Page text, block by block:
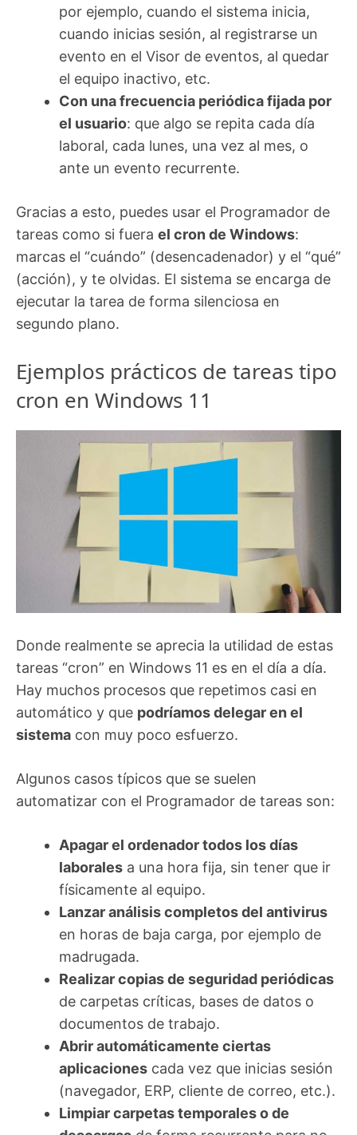
por ejemplo, cuando el sistema inicia,
cuando inicias sesión, al registrarse un
evento en el Visor de eventos, al quedar
el equipo inactivo, etc.
Con una frecuencia periódica fijada por
el usuario: que algo se repita cada día
laboral, cada lunes, una vez al mes, o
ante un evento recurrente.
Gracias a esto, puedes usar el Programador de
tareas como si fuera el cron de Windows:
marcas el “cuándo” (desencadenador) y el “qué”
(acción), y te olvidas. El sistema se encarga de
ejecutar la tarea de forma silenciosa en
segundo plano.
Ejemplos prácticos de tareas tipo
cron en Windows 11
Donde realmente se aprecia la utilidad de estas
tareas “cron” en Windows 11 es en el día a día.
Hay muchos procesos que repetimos casi en
automático y que podríamos delegar en el
sistema con muy poco esfuerzo.
Algunos casos típicos que se suelen
automatizar con el Programador de tareas son:
Apagar el ordenador todos los días
laborales a una hora fija, sin tener que ir
físicamente al equipo.
Lanzar análisis completos del antivirus
en horas de baja carga, por ejemplo de
madrugada.
Realizar copias de seguridad periódicas
de carpetas críticas, bases de datos o
documentos de trabajo.
Abrir automáticamente ciertas
aplicaciones cada vez que inicias sesión
(navegador, ERP, cliente de correo, etc.).
Limpiar carpetas temporales o de